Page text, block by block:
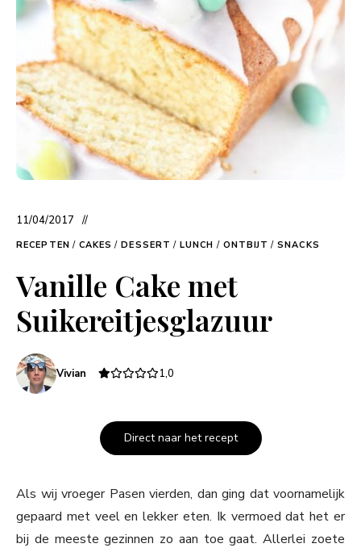
11/04/2017
RECEPTEN / CAKES / DESSERT / LUNCH / ONTBIJT / SNACKS
Vanille Cake met
Suikereitjesglazuur
Vivian 1,0
Direct naar het recept
Als wij vroeger Pasen vierden, dan ging dat voornamelijk
gepaard met veel en lekker eten. Ik vermoed dat het er
bij de meeste gezinnen zo aan toe gaat. Allerlei zoete